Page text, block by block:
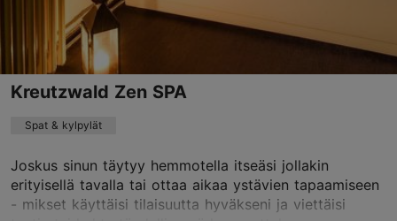
Kreutzwald Zen SPA
Spat & kylpylät
Joskus sinun täytyy hemmotella itseäsi jollakin
erityisellä tavalla tai ottaa aikaa ystävien tapaamiseen
- mikset käyttäisi tilaisuutta hyväkseni ja viettäisi